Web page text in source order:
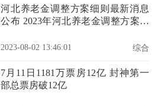
河北养老金调整方案细则最新消息
公布 2023年河北养老金调整方案细
2023-08-02 13:46:01 综合
7月11日1181万票房12亿 封神第一
部总票房破12亿